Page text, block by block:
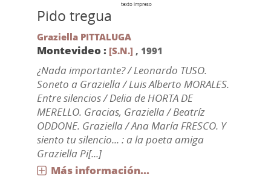
texto impreso
Pido tregua
Graziella PITTALUGA
Montevideo : [S.N.] , 1991
¿Nada importante? / Leonardo TUSO.
Soneto a Graziella / Luis Alberto MORALES.
Entre silencios / Delia de HORTA DE
MERELLO. Gracias, Graziella / Beatríz
ODDONE. Graziella / Ana María FRESCO. Y
siento tu silencio... : a la poeta amiga
Graziella Pi[...]
Más información...